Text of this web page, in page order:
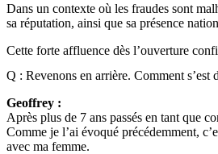
Dans un contexte où les fraudes sont
sa réputation, ainsi que sa présence
Cette forte affluence dès l’ouverture
Q : Revenons en arrière. Comment
Geoffrey :
Après plus de 7 ans passés en tant que
Comme je l’ai évoqué précédemment,
avec ma femme.